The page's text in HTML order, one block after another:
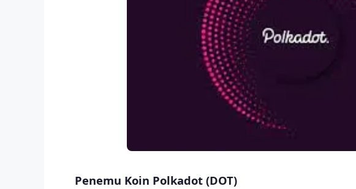
Penemu Koin Polkadot (DOT)